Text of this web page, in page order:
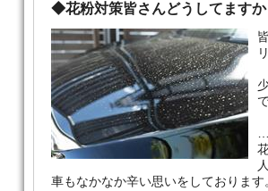
◆花粉対策皆さんどうしてますか
車もなかなか辛い思いをしております